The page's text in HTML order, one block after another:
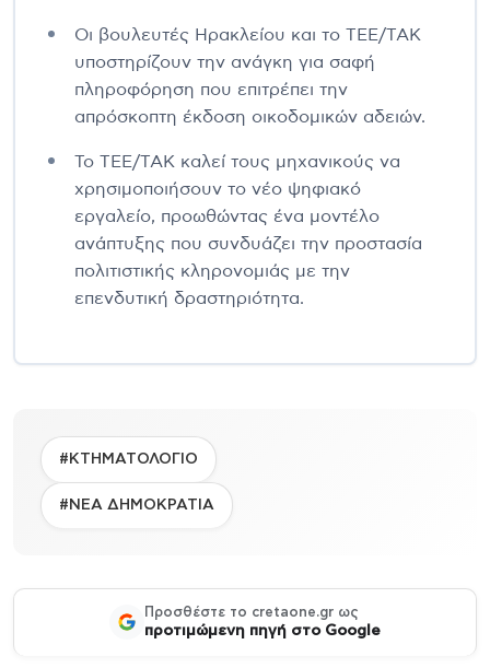
Οι βουλευτές Ηρακλείου και το ΤΕΕ/ΤΑΚ
υποστηρίζουν την ανάγκη για σαφή
πληροφόρηση που επιτρέπει την
απρόσκοπτη έκδοση οικοδομικών αδειών.
Το ΤΕΕ/ΤΑΚ καλεί τους μηχανικούς να
χρησιμοποιήσουν το νέο ψηφιακό
εργαλείο, προωθώντας ένα μοντέλο
ανάπτυξης που συνδυάζει την προστασία
πολιτιστικής κληρονομιάς με την
επενδυτική δραστηριότητα.
#ΚΤΗΜΑΤΟΛΟΓΙΟ
#ΝΕΑ ΔΗΜΟΚΡΑΤΙΑ
Προσθέστε το cretaone.gr ως
προτιμώμενη πηγή στο Google